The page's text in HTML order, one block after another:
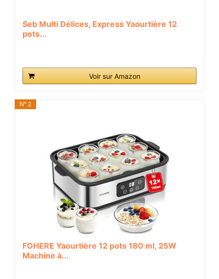
Seb Multi Délices, Express Yaourtière 12
pots...
Voir sur Amazon
N° 2
FOHERE Yaourtière 12 pots 180 ml, 25W
Machine à...